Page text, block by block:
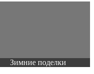
Зимние поделки